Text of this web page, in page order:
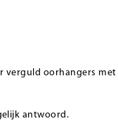
verguld oorhangers
antwoord.